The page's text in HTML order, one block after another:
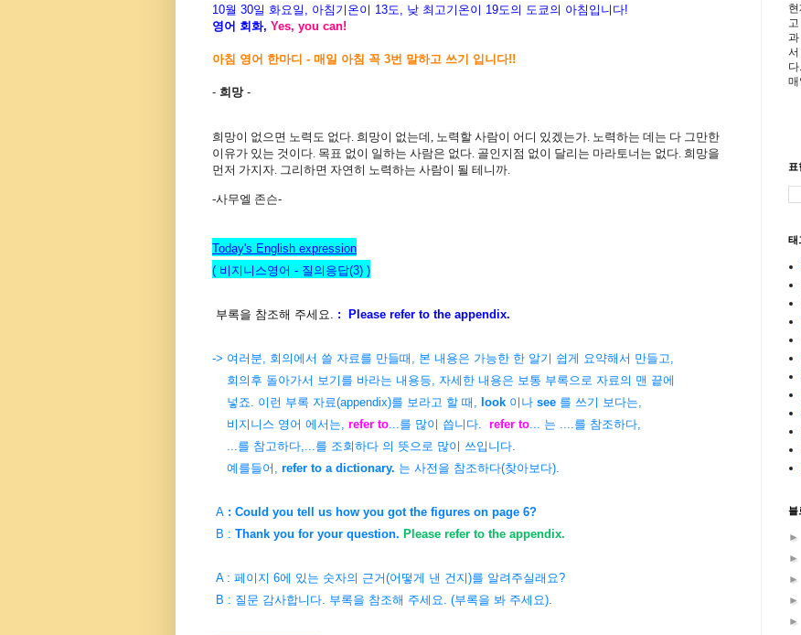
10월 30일 화요일, 아침기온이 13도, 낮 최고기온이 19도의 도쿄의 아침입니다!
영어 회화, Yes, you can!
아침 영어 한마디 - 매일 아침 꼭 3번 말하고 쓰기 입니다!!
- 희망-
희망이 없으면 노력도 없다. 희망이 없는데, 노력할 사람이 어디 있겠는가. 노력하는 데는 다 그만한
이유가 있는 것이다. 목표 없이 일하는 사람은 없다. 골인지점 없이 달리는 마라토너는 없다. 희망을
먼저 가지자. 그리하면 자연히 노력하는 사람이 될 테니까.
-사무엘 존슨-
Today's English expression
( 비지니스영어 - 질의응답(3) )
부록을 참조해 주세요. : Please refer to the appendix.
-> 여러분, 회의에서 쓸 자료를 만들때, 본 내용은 가능한 한 알기 쉽게 요약해서 만들고,
회의후 돌아가서 보기를 바라는 내용등, 자세한 내용은 보통 부록으로 자료의 맨 끝에
넣죠. 이런 부록 자료(appendix)를 보라고 할 때,
look 이나 see 를 쓰기 보다는,
비지니스 영어 에서는, refer to ...를 많이 씁니다. refer to ... 는 ....를 참조하다,
...를 참고하다,
...를 조회하다 의 뜻으로 많이 쓰입니다.
예를들어, refer to a dictionary. 는 사전을 참조하다(찾아보다).
A : Could you tell us how you got the figures on page 6?
B : Thank you for your question. Please refer to the appendix.
A : 페이지 6에 있는 숫자의 근거(어떻게 낸 건지)를 알려주실래요?
B : 질문 감사합니다. 부록을 참조해 주세요. (부록을 봐 주세요).
과
서
매
표
태
블
►
►
►
►
►